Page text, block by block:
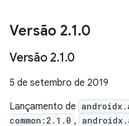
Versão 2.1.0
Versão 2.1.0
5 de setembro de 2019
Lançamento de
common:2.1.0 ,